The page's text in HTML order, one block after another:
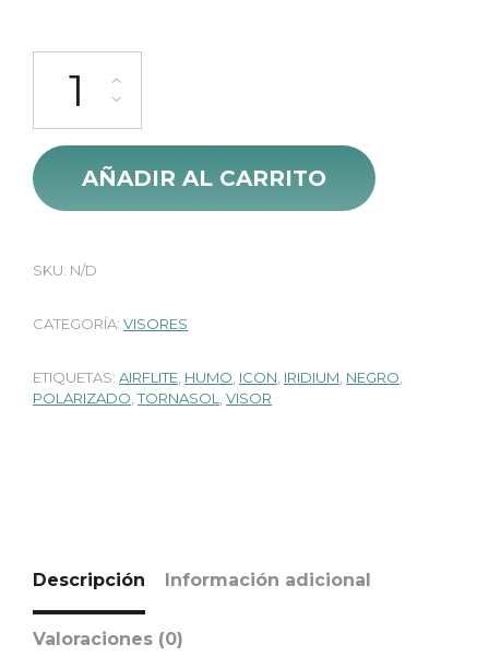
AÑADIR AL CARRITO
SKU: N/D
CATEGORÍA: VISORES
ETIQUETAS: AIRFLITE HUMO ICON IRIDIUM NEGRO
POLARIZADO ,TORNASOL VISOR
Descripción Información adicional
Valoraciones (0)